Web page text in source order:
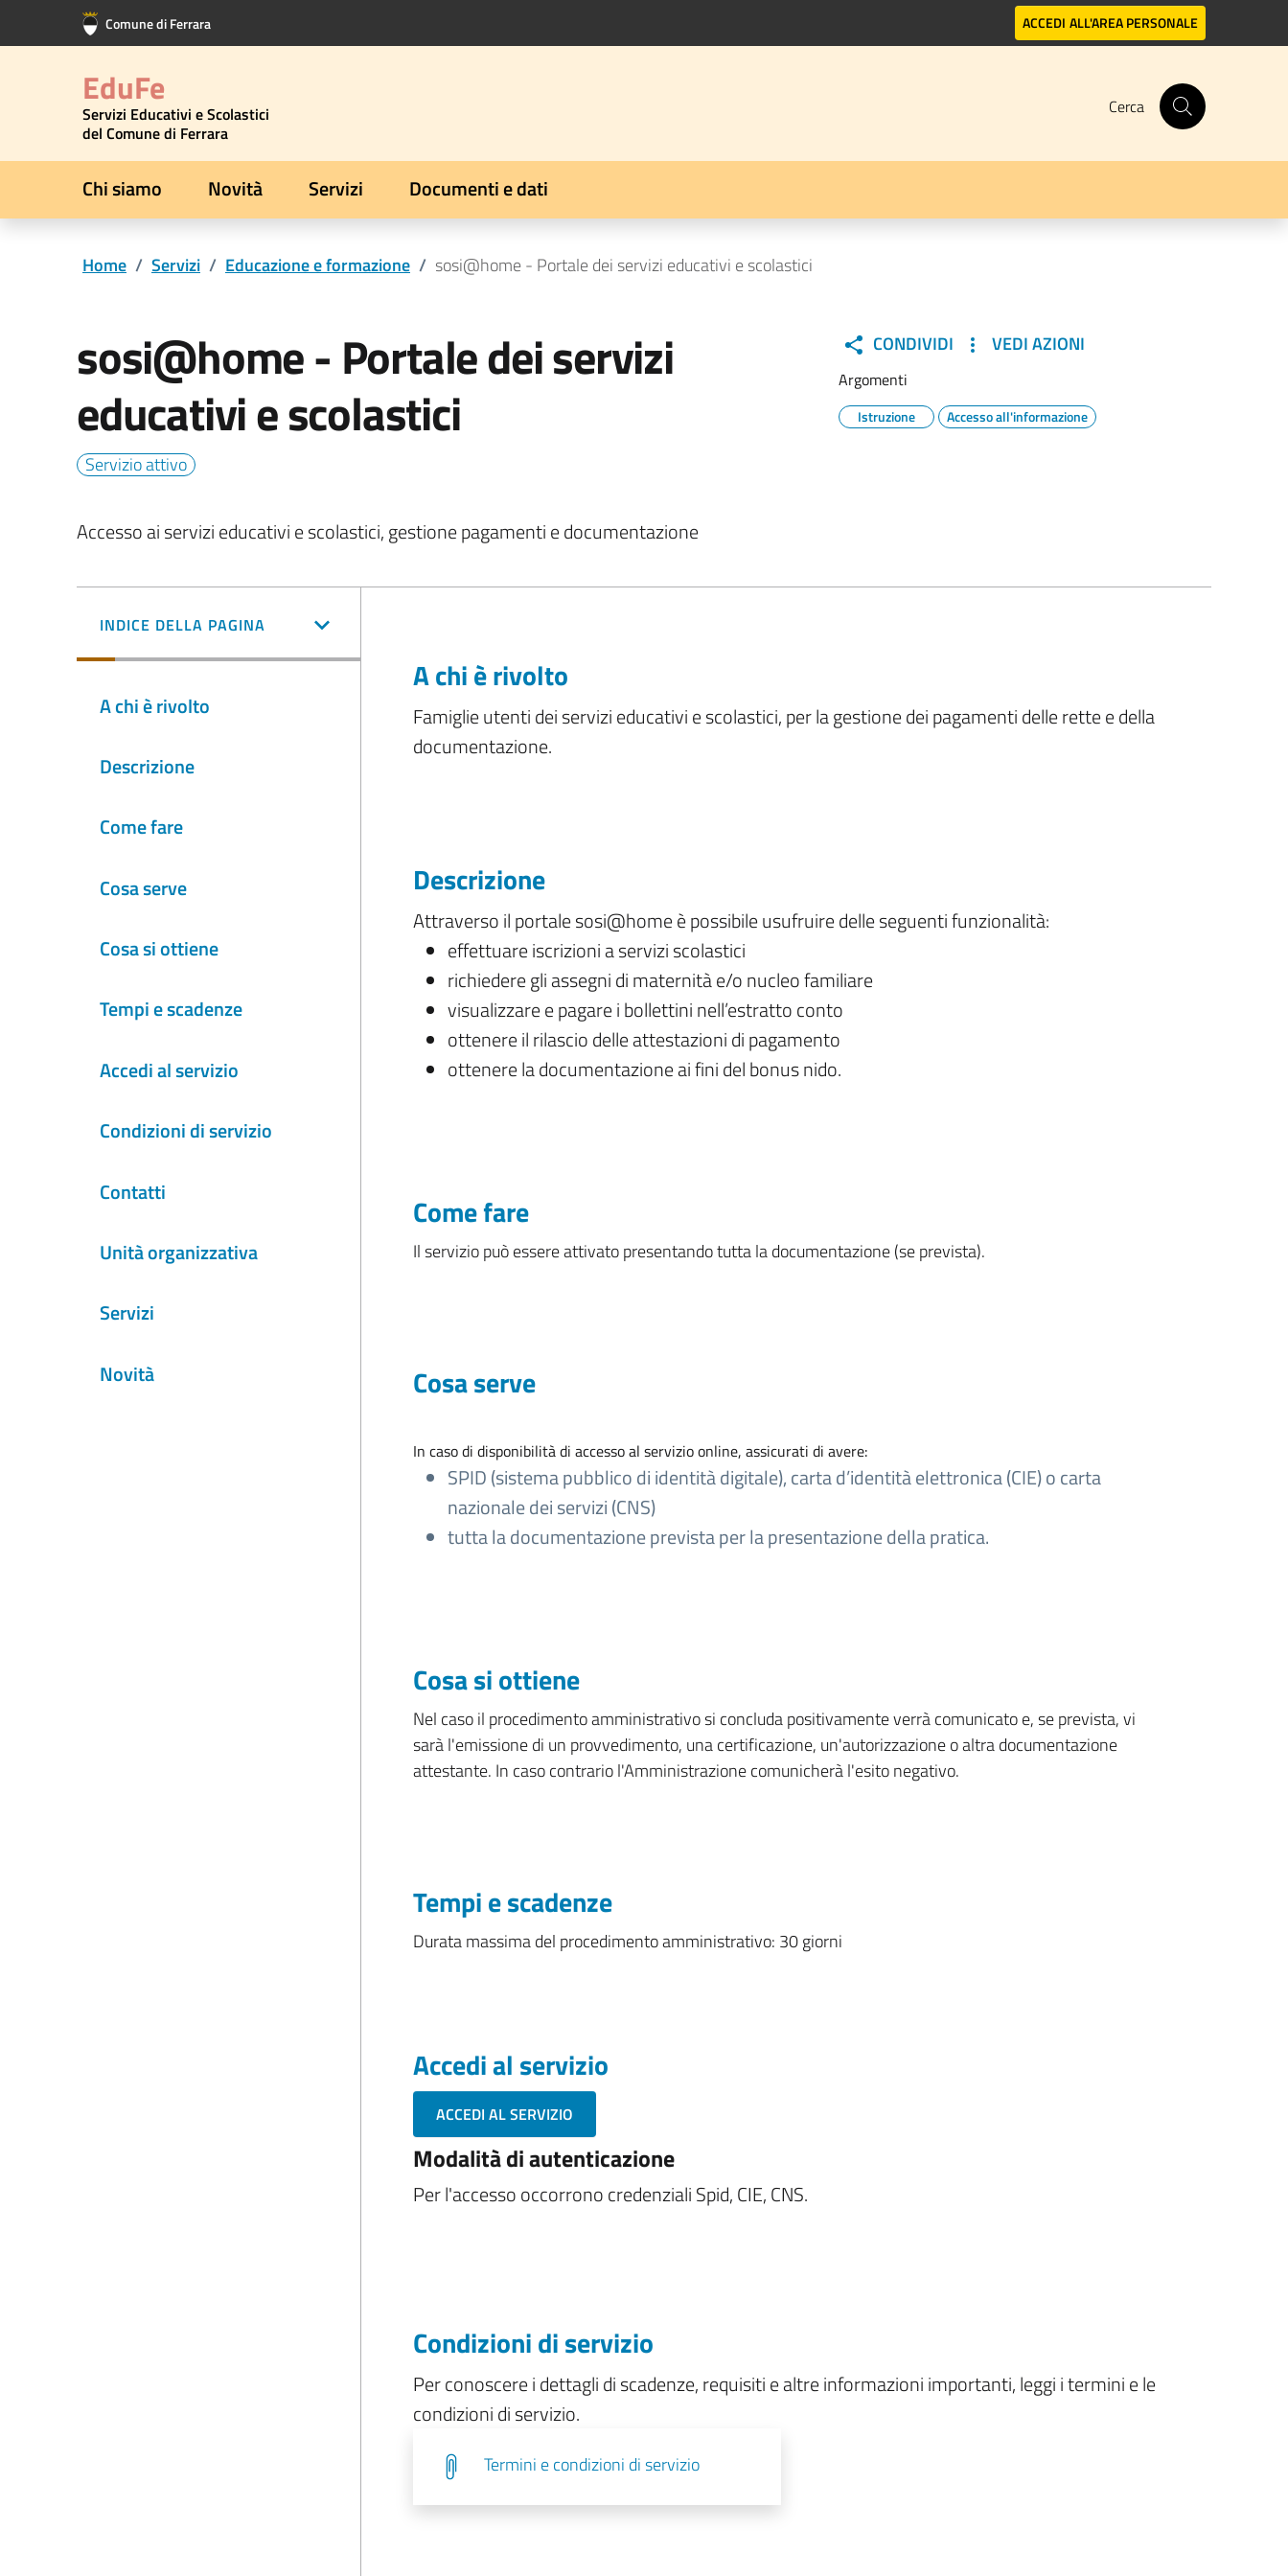
Vai al contenuto principale
Vai al footer Comune di Ferrara ACCEDI ALL'AREA PERSONALE
EduFe
Servizi Educativi e Scolastici
del Comune di Ferrara
Cerca
Chi siamo Novità Servizi Documenti e dati
Home / Servizi / Educazione e formazione / sosi@home - Portale dei servizi educativi e scolastici
sosi@home - Portale dei servizi
educativi e scolastici
Servizio attivo
Accesso ai servizi educativi e scolastici, gestione pagamenti e documentazione
CONDIVIDI VEDI AZIONI
Argomenti
Istruzione Accesso all'informazione
INDICE DELLA PAGINA
A chi è rivolto
Descrizione
Come fare
Cosa serve
Cosa si ottiene
Tempi e scadenze
Accedi al servizio
Condizioni di servizio
Contatti
Unità organizzativa
Servizi
Novità
A chi è rivolto
Famiglie utenti dei servizi educativi e scolastici, per la gestione dei pagamenti delle rette e della
documentazione.
Descrizione
Attraverso il portale sosi@home è possibile usufruire delle seguenti funzionalità:
effettuare iscrizioni a servizi scolastici
richiedere gli assegni di maternità e/o nucleo familiare
visualizzare e pagare i bollettini nell’estratto conto
ottenere il rilascio delle attestazioni di pagamento
ottenere la documentazione ai fini del bonus nido.
Come fare
Il servizio può essere attivato presentando tutta la documentazione (se prevista).
Cosa serve
In caso di disponibilità di accesso al servizio online, assicurati di avere:
SPID (sistema pubblico di identità digitale), carta d’identità elettronica (CIE) o carta
nazionale dei servizi (CNS)
tutta la documentazione prevista per la presentazione della pratica.
Cosa si ottiene
Nel caso il procedimento amministrativo si concluda positivamente verrà comunicato e, se prevista, vi
sarà l'emissione di un provvedimento, una certificazione, un'autorizzazione o altra documentazione
attestante. In caso contrario l'Amministrazione comunicherà l'esito negativo.
Tempi e scadenze
Durata massima del procedimento amministrativo: 30 giorni
Accedi al servizio
ACCEDI AL SERVIZIO
Modalità di autenticazione
Per l'accesso occorrono credenziali Spid, CIE, CNS.
Condizioni di servizio
Per conoscere i dettagli di scadenze, requisiti e altre informazioni importanti, leggi i termini e le
condizioni di servizio.
Termini e condizioni di servizio